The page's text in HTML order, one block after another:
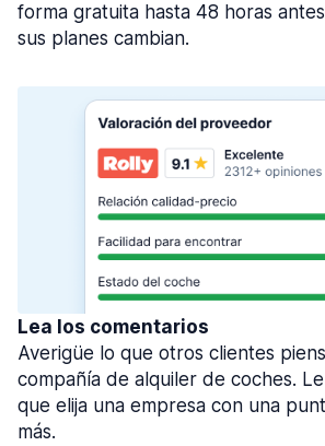
forma gratuita hasta 48 horas
sus planes cambian.
Lea los comentarios
Averigüe lo que otros clientes
compañía de alquiler de coches.
que elija una empresa con una
más.